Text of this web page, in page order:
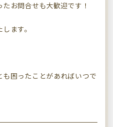
たお問合せも大歓迎です！
ます。
困ったことがあればいつで